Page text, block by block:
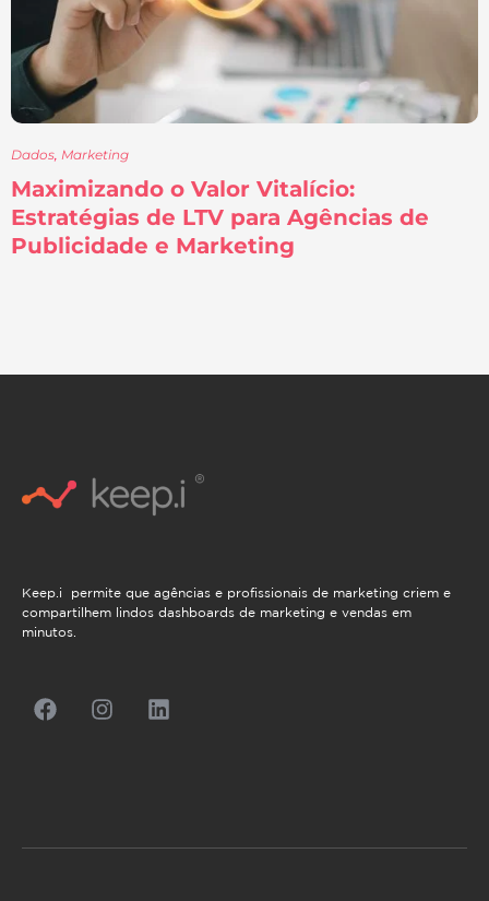
Dados, Marketing
Maximizando o Valor Vitalício:
Estratégias de LTV para Agências de
Publicidade e Marketing
Keep.i permite que agências e profissionais de marketing criem e
compartilhem lindos dashboards de marketing e vendas em
minutos.